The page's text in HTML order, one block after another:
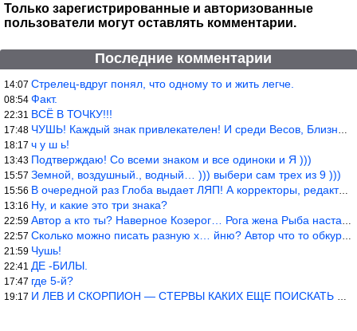
Только зарегистрированные и авторизованные
пользователи могут оставлять комментарии.
Последние комментарии
14:07 Стрелец-вдруг понял, что одному то и жить легче.
08:54 Факт.
22:31 ВСЁ В ТОЧКУ!!!
17:48 ЧУШЬ! Каждый знак привлекателен! И среди Весов, Близнецов встреч
18:17 ч у ш ь!
13:43 Подтверждаю! Со всеми знаком и все одиноки и Я )))
15:57 Земной, воздушный., водный… ))) выбери сам трех из 9 )))
15:56 В очередной раз Глоба выдает ЛЯП! А корректоры, редакторы пропус
13:16 Ну, и какие это три знака?
22:59 Автор а кто ты? Наверное Козерог… Рога жена Рыба наставила ))
22:57 Сколько можно писать разную х… йню? Автор что то обкурился?
21:59 Чушь!
22:41 ДЕ -БИЛЫ.
17:47 где 5-й?
19:17 И ЛЕВ И СКОРПИОН — СТЕРВЫ КАКИХ ЕЩЕ ПОИСКАТЬ НАДО